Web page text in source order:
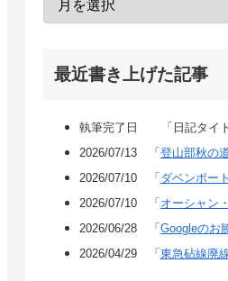
最近書き上げた記事
執筆完了日 「日記タイト
2026/07/13 「 登山部秋の
2026/07/10 「 ダベンポート
2026/07/10 「 オーシャン
2026/06/28 「 Googleのお
2026/04/29 「 東急砧線廃